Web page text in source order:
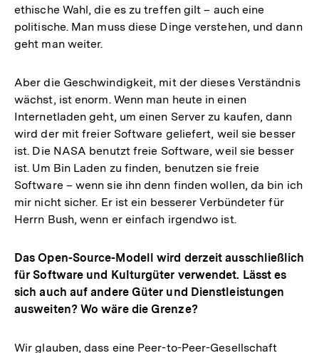
ethische Wahl, die es zu treffen gilt – auch eine
politische. Man muss diese Dinge verstehen, und dann
geht man weiter.
Aber die Geschwindigkeit, mit der dieses Verständnis
wächst, ist enorm. Wenn man heute in einen
Internetladen geht, um einen Server zu kaufen, dann
wird der mit freier Software geliefert, weil sie besser
ist. Die NASA benutzt freie Software, weil sie besser
ist. Um Bin Laden zu finden, benutzen sie freie
Software – wenn sie ihn denn finden wollen, da bin ich
mir nicht sicher. Er ist ein besserer Verbündeter für
Herrn Bush, wenn er einfach irgendwo ist.
Das Open-Source-Modell wird derzeit ausschließlich
für Software und Kulturgüter verwendet. Lässt es
sich auch auf andere Güter und Dienstleistungen
ausweiten? Wo wäre die Grenze?
Wir glauben, dass eine Peer-to-Peer-Gesellschaft